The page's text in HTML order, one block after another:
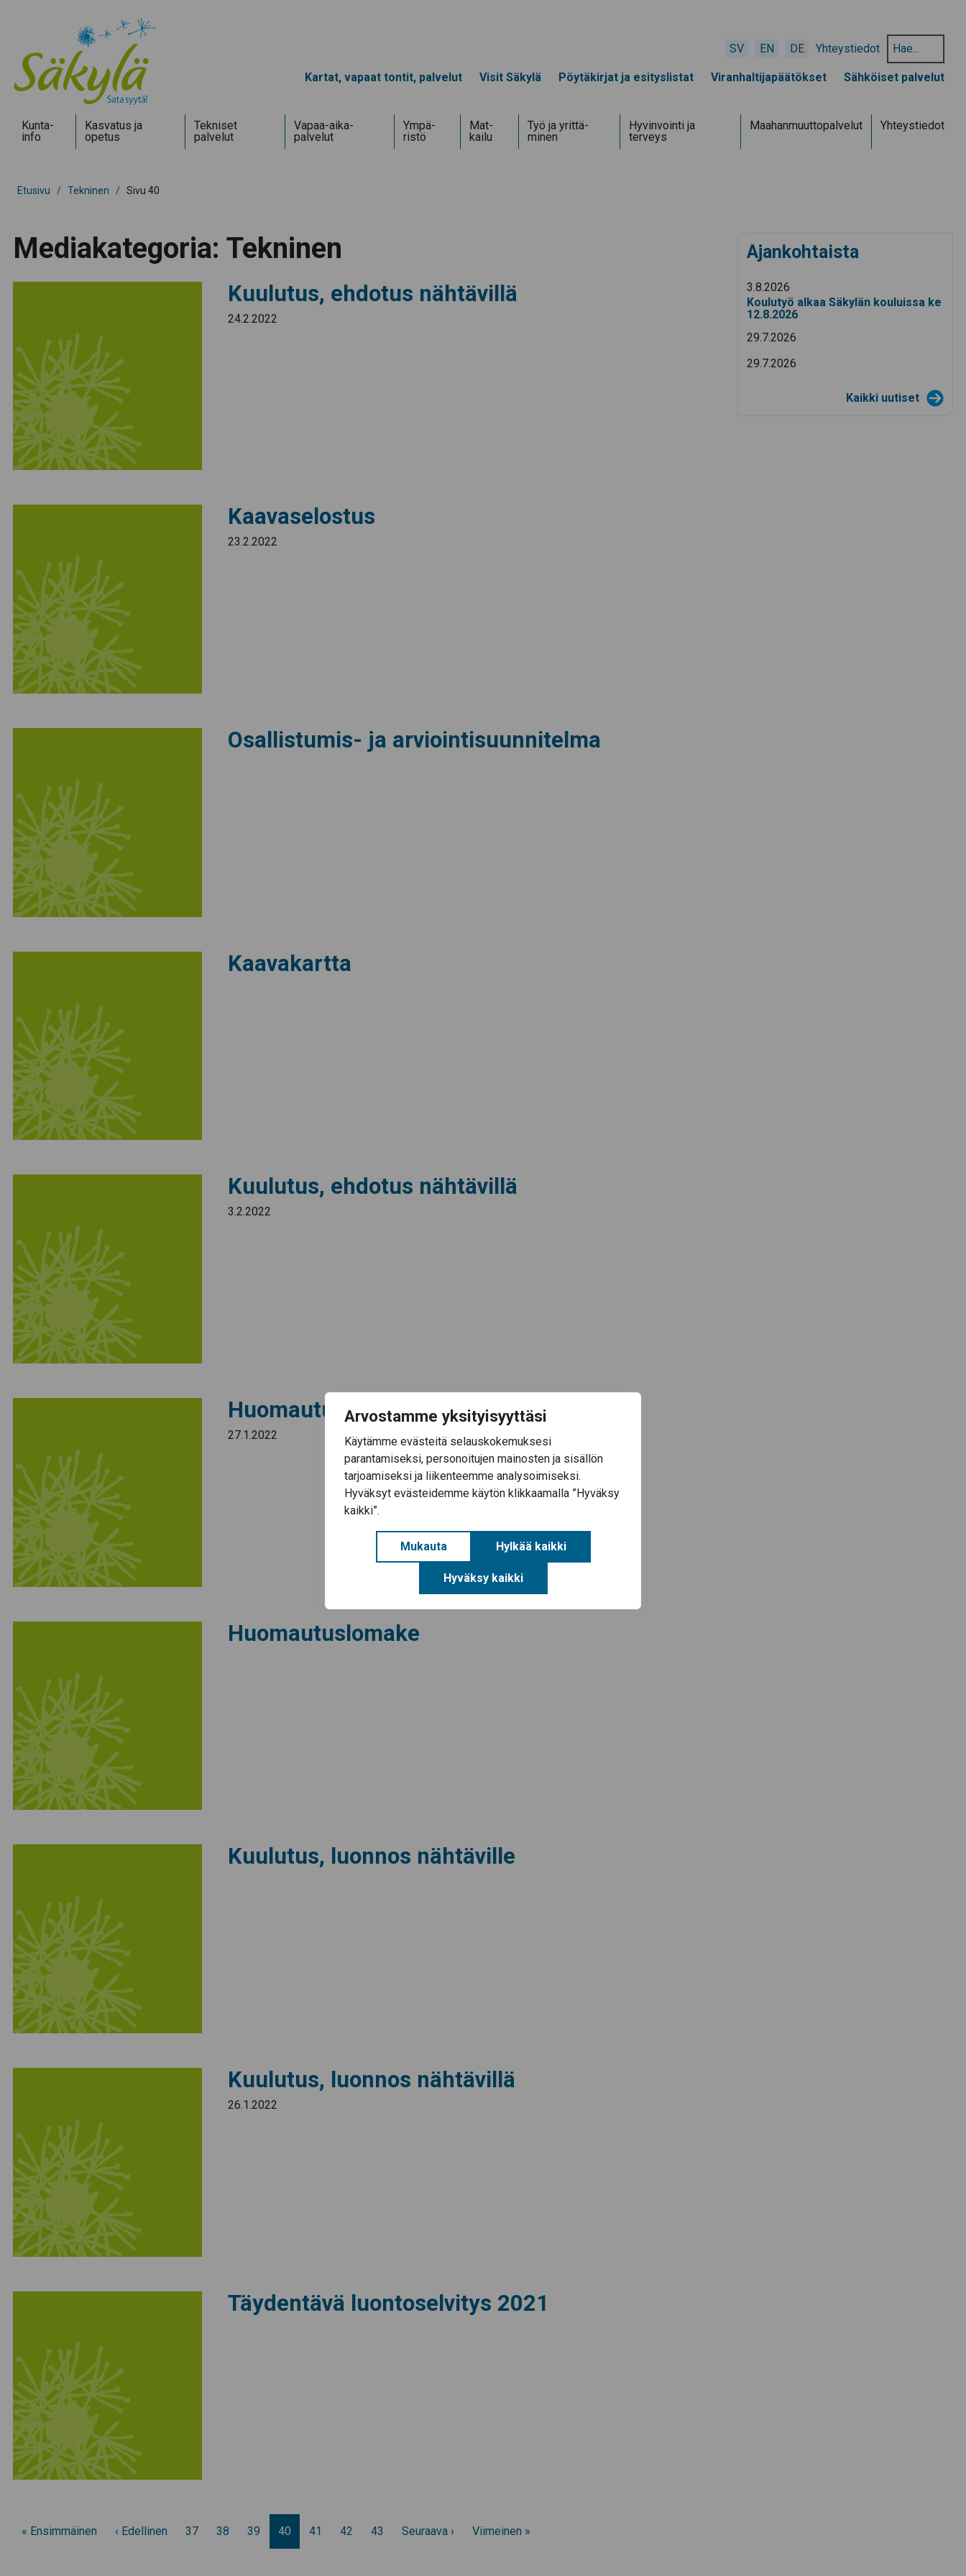
Arvostamme yksityisyyttäsi
Käytämme evästeitä selauskokemuksesi
parantamiseksi, personoitujen mainosten ja sisällön
tarjoamiseksi ja liikenteemme analysoimiseksi.
Hyväksyt evästeidemme käytön klikkaamalla ”Hyväksy
kaikki”.
Mukauta Hylkää kaikki
Hyväksy kaikki
SV EN DE Yhteystiedot
Hae
hakusanalla:
Kartat, vapaat tontit, palvelut
Visit Säkylä Pöytäkirjat ja esityslistat Viranhaltijapäätökset Sähköiset palvelut
Kunta­
info
Kasvatus ja
opetus
Tekniset
palvelut
Vapaa-aika­
palvelut
Ympä­
ristö
Mat­
kailu
Työ ja yrittä­
minen
Hyvinvointi ja
terveys
Maahanmuuttopalvelut Yhteystiedot
Etusivu / Tekninen / Sivu 40
Mediakategoria: Tekninen
Kuulutus, ehdotus nähtävillä
24.2.2022
Kaavaselostus
23.2.2022
Osallistumis- ja arviointisuunnitelma
Kaavakartta
Kuulutus, ehdotus nähtävillä
3.2.2022
Huomautuslomake
27.1.2022
Huomautuslomake
Kuulutus, luonnos nähtäville
Kuulutus, luonnos nähtävillä
26.1.2022
Täydentävä luontoselvitys 2021
« Ensimmäinen ‹ Edellinen 37 38 39 40 41 42 43 Seuraava › Viimeinen »
Ajankohtaista
3.8.2026
Koulutyö alkaa Säkylän kouluissa ke
12.8.2026
29.7.2026
29.7.2026
Kaikki uutiset